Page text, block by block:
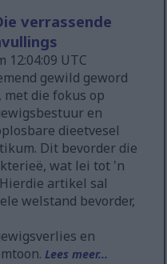
verrassende
12:04:09 UTC
gewild geword
die fokus op
en
dieetvesel
Dit bevorder die
wat lei tot 'n
artikel sal
welstand bevorder,
en
Lees meer...